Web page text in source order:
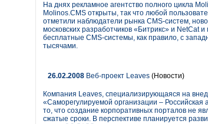
На днях рекламное агентство полного цикла
Molinos.CMS открыты, так что любой
отметили наблюдатели рынка CMS-систем,
московских разработчиков «Битрикс» и NetCat
бесплатные CMS-системы, как правило, с
тысячами.
26.02.2008 Веб-проект Leaves (Новости)
Компания Leaves, специализирующаяся на
«Саморегулируемой организации –
то, что создание корпоративных порталов не
сжатые сроки. В перспективе планируется